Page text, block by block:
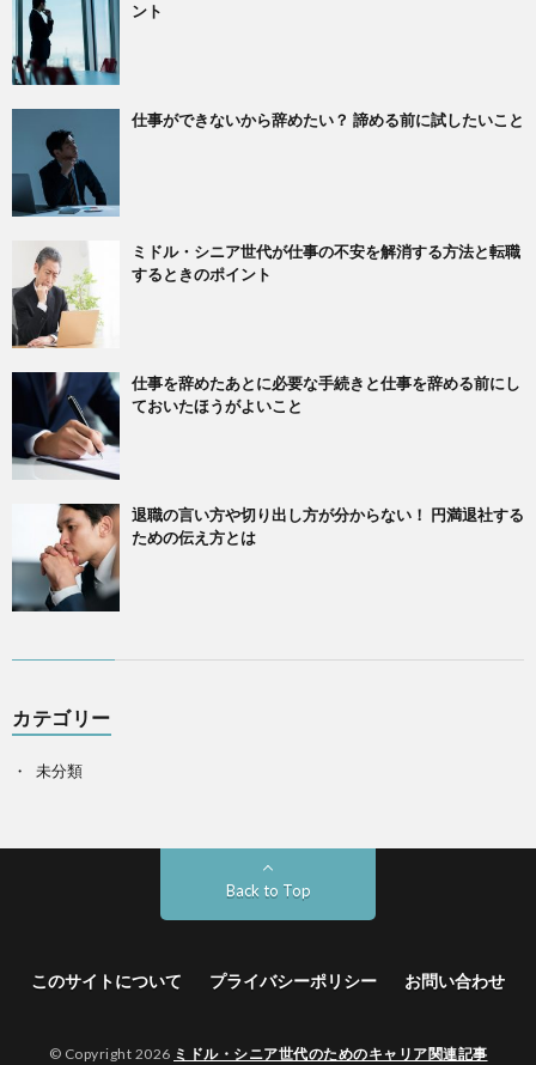
ント
仕事ができないから辞めたい？ 諦める前に試したいこと
ミドル・シニア世代が仕事の不安を解消する方法と転職
するときのポイント
仕事を辞めたあとに必要な手続きと仕事を辞める前にし
ておいたほうがよいこと
退職の言い方や切り出し方が分からない！ 円満退社する
ための伝え方とは
カテゴリー
未分類
Back to Top
このサイトについて プライバシーポリシー お問い合わせ
© Copyright 2026 ミドル・シニア世代のためのキャリア関連記事